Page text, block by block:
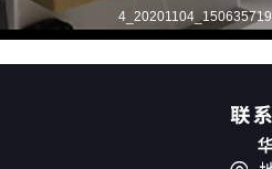
4_20201104_150635719